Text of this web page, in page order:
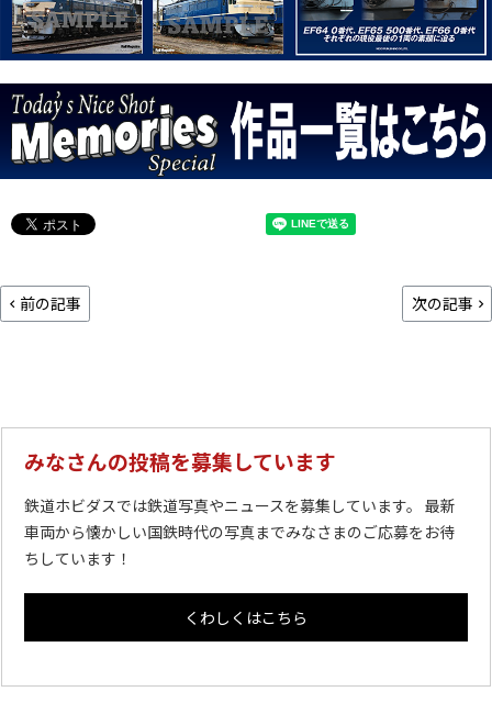
前の記事 次の記事
みなさんの投稿を募集しています
鉄道ホビダスでは鉄道写真やニュースを募集しています。 最新
車両から懐かしい国鉄時代の写真までみなさまのご応募をお待
ちしています！
くわしくはこちら